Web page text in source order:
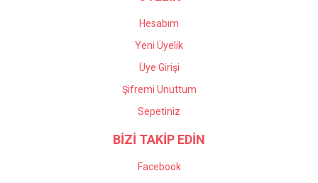
Hesabım
Yeni Üyelik
Üye Girişi
Şifremi Unuttum
Sepetiniz
BİZİ TAKİP EDİN
Facebook